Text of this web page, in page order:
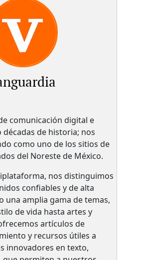
comunicación digital e
de historia; nos
como uno de los sitios de
del Noreste de México.
nos distinguimos
confiables y de alta
una amplia gama de temas,
de vida hasta artes y
artículos de
y recursos útiles a
innovadores en texto,